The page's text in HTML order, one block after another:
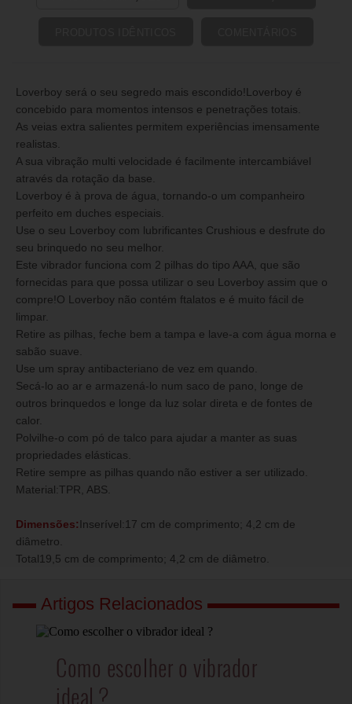
diâmetro.
Total19,5 cm de comprimento; 4,2 cm de diâmetro.
Loverboy será o seu segredo mais escondido!Loverboy é
concebido para momentos intensos e penetrações totais.
As veias extra salientes permitem experiências imensamente
realistas.
A sua vibração multi velocidade é facilmente intercambiável
através da rotação da base.
Loverboy é à prova de água, tornando-o um companheiro
perfeito em duches especiais.
Use o seu Loverboy com lubrificantes Crushious e desfrute do
seu brinquedo no seu melhor.
Este vibrador funciona com 2 pilhas do tipo AAA, que são
fornecidas para que possa utilizar o seu Loverboy assim que o
compre!O Loverboy não contém ftalatos e é muito fácil de
limpar.
Retire as pilhas, feche bem a tampa e lave-a com água morna e
sabão suave.
Use um spray antibacteriano de vez em quando.
Secá-lo ao ar e armazená-lo num saco de pano, longe de
outros brinquedos e longe da luz solar direta e de fontes de
calor.
Polvilhe-o com pó de talco para ajudar a manter as suas
propriedades elásticas.
Retire sempre as pilhas quando não estiver a ser utilizado.
Material:TPR, ABS.
Dimensões:Inserível:17 cm de comprimento; 4,2 cm de
diâmetro.
Total19,5 cm de comprimento; 4,2 cm de diâmetro.
Artigos Relacionados
Como escolher o vibrador
ideal ?